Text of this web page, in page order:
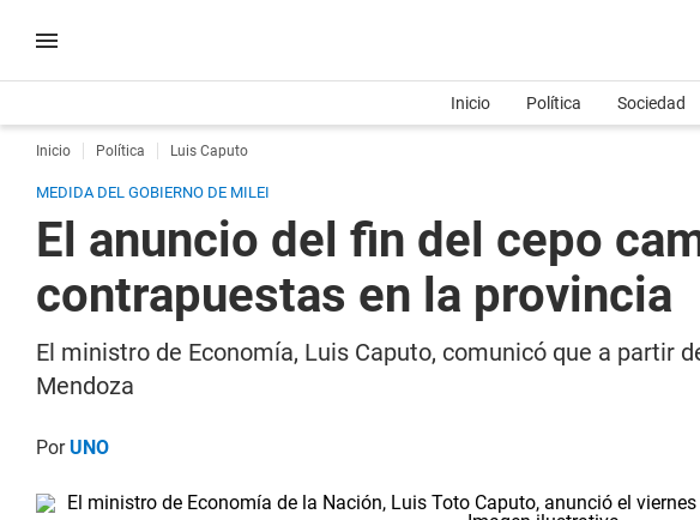
Inicio Política Sociedad
Inicio Política Luis Caputo
MEDIDA DEL GOBIERNO DE MILEI
El anuncio del fin del cepo
contrapuestas en la provincia
El ministro de Economía, Luis Caputo, comunicó que a partir
Mendoza
PorUNO